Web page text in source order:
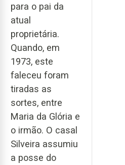
para o pai da
atual
proprietária.
Quando, em
1973, este
faleceu foram
tiradas as
sortes, entre
Maria da Glória e
o irmão. O casal
Silveira assumiu
a posse do